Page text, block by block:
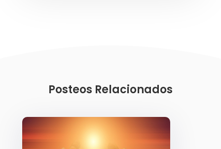
Posteos Relacionados